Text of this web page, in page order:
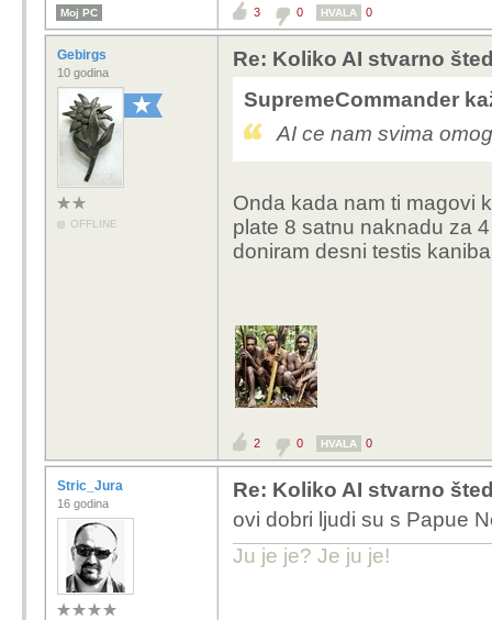
Moj PC 3 0 HVALA 0
Gebirgs
10 godina
OFFLINE
Re: Koliko AI stvarno
SupremeCommander
AI ce nam svima
Onda kada nam ti magovi
plate 8 satnu naknadu za
doniram desni testis
2 0 HVALA 0
Stric_Jura
16 godina
Re: Koliko AI stvarno
ovi dobri ljudi su s Papue
Ju je je? Je ju je!